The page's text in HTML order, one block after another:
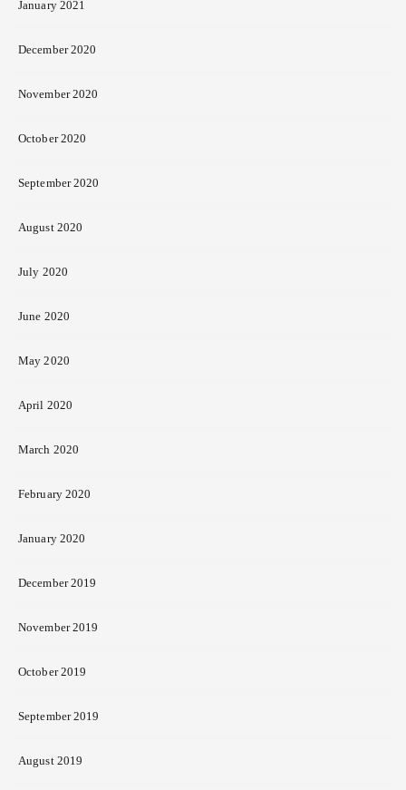
January 2021
December 2020
November 2020
October 2020
September 2020
August 2020
July 2020
June 2020
May 2020
April 2020
March 2020
February 2020
January 2020
December 2019
November 2019
October 2019
September 2019
August 2019